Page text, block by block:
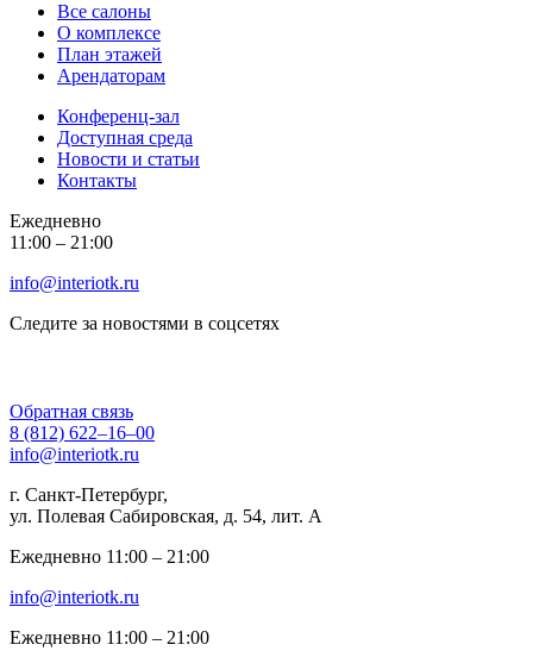
Все салоны
О комплексе
План этажей
Арендаторам
Конференц-зал
Доступная среда
Новости и статьи
Контакты
Ежедневно
11:00 ‒ 21:00
info@interiotk.ru
Следите за новостями в соцсетях
Обратная связь
8 (812) 622‒16‒00
info@interiotk.ru
г. Санкт-Петербург,
ул. Полевая Сабировская, д. 54, лит. А
Ежедневно 11:00 ‒ 21:00
info@interiotk.ru
Ежедневно 11:00 ‒ 21:00